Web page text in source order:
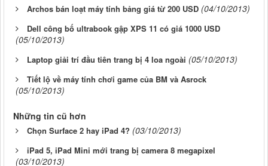
Archos bán loạt máy tính bảng giá từ 200 USD (04/10/2013)
Dell công bố ultrabook gập XPS 11 có giá 1000 USD
(05/10/2013)
Laptop giải trí đầu tiên trang bị 4 loa ngoài (05/10/2013)
Tiết lộ về máy tính chơi game của BM và Asrock
(05/10/2013)
Những tin cũ hơn
Chọn Surface 2 hay iPad 4? (03/10/2013)
iPad 5, iPad Mini mới trang bị camera 8 megapixel
(03/10/2013)